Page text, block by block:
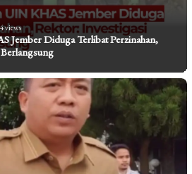
views
Jember Diduga Terlibat Perzinahan,